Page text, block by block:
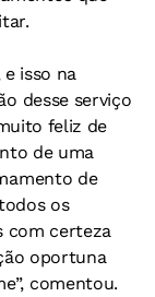
isso na
desse serviço
feliz de
de uma
de
os
com certeza
oportuna
comentou.